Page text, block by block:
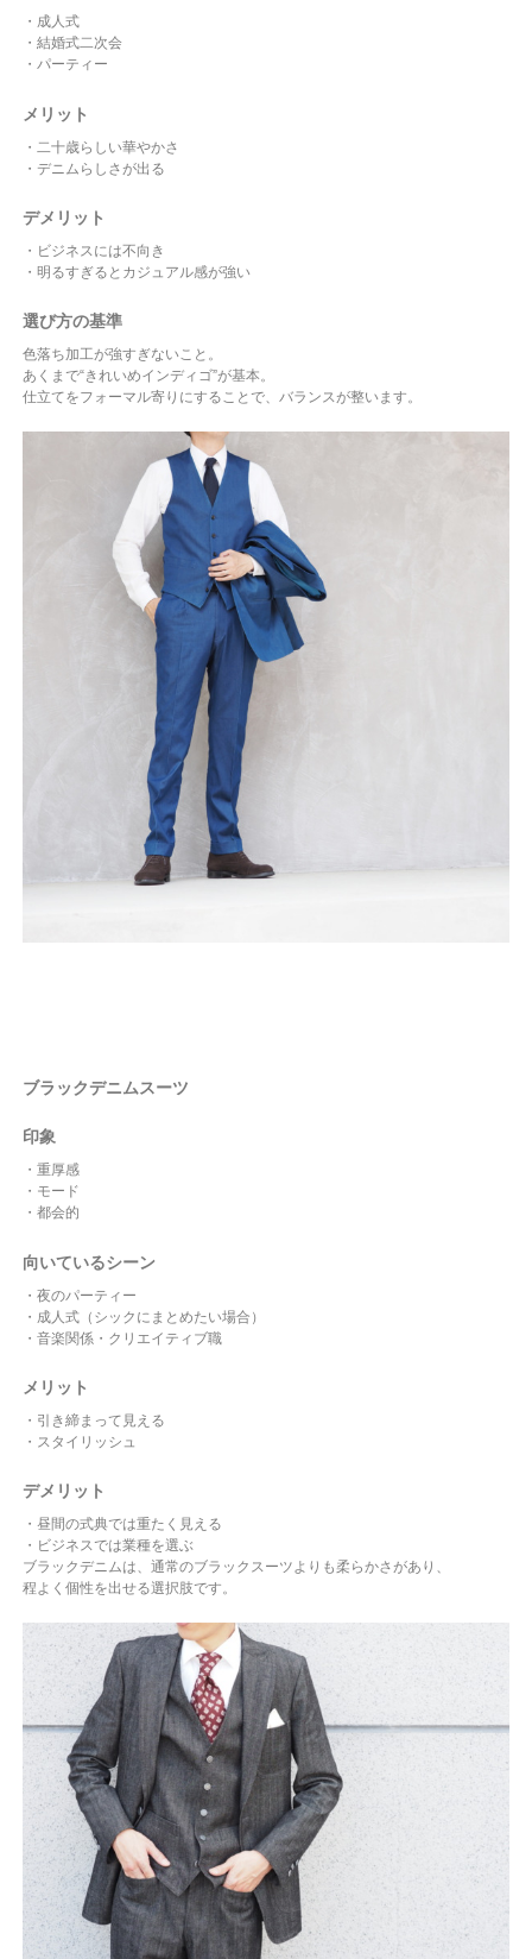
・成人式
・結婚式二次会
・パーティー
メリット
・二十歳らしい華やかさ
・デニムらしさが出る
デメリット
・ビジネスには不向き
・明るすぎるとカジュアル感が強い
選び方の基準
色落ち加工が強すぎないこと。
あくまで“きれいめインディゴ”が基本。
仕立てをフォーマル寄りにすることで、バランスが整います。
ブラックデニムスーツ
印象
・重厚感
・モード
・都会的
向いているシーン
・夜のパーティー
・成人式（シックにまとめたい場合）
・音楽関係・クリエイティブ職
メリット
・引き締まって見える
・スタイリッシュ
デメリット
・昼間の式典では重たく見える
・ビジネスでは業種を選ぶ
ブラックデニムは、通常のブラックスーツよりも柔らかさがあり、
程よく個性を出せる選択肢です。